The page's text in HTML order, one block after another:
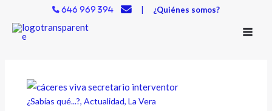
contenido
646 969 394 | ¿Quiénes somos?
¿Sabías qué...?,Actualidad,La Vera